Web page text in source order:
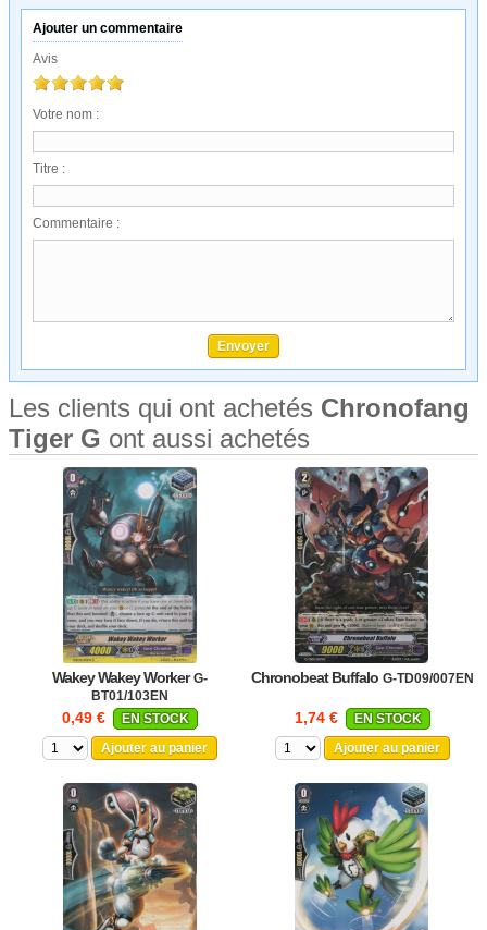
Ajouter un commentaire
Avis
Votre nom :
Titre :
Commentaire :
Les clients qui ont achetés Chronofang
Tiger G ont aussi achetés
Wakey Wakey Worker G-
BT01/103EN
0,49 €
EN STOCK
Ajouter au panier
Chronobeat Buffalo G-TD09/007EN
1,74 €
EN STOCK
Ajouter au panier